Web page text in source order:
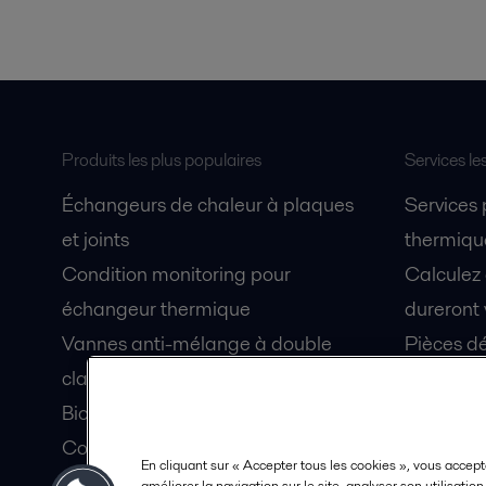
Produits les plus populaires
Échangeurs de chaleur à plaques
et joints
Condition monitoring pour
échangeur thermique
Vannes anti-mélange à double
clapet Unique Mixproof
Bioréacteurs à membranes MBR
Condition monitoring pour pompes
Services
Services
dureront
Pièces
En cliquant sur « Accepter tous les cookies », vous